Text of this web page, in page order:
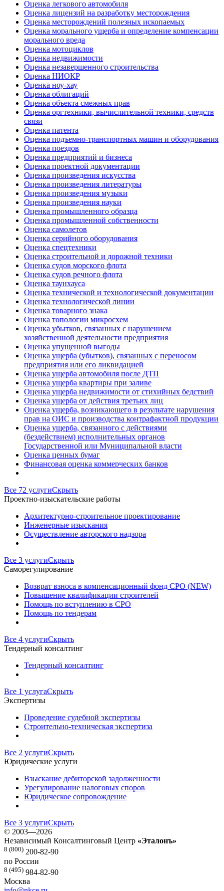
Оценка легкового автомобиля
Оценка лицензий на разработку месторождения
Оценка месторождений полезных ископаемых
Оценка морального ущерба и определение компенсации
морального вреда
Оценка мотоциклов
Оценка недвижимости
Оценка незавершенного строительства
Оценка НИОКР
Оценка ноу-хау
Оценка облигаций
Оценка объекта смежных прав
Оценка оргтехники, вычислительной техники, средств
связи
Оценка патента
Оценка подъемно-транспортных машин и оборудования
Оценка поездов
Оценка предприятий и бизнеса
Оценка проектной документации
Оценка произведения искусства
Оценка произведения литературы
Оценка произведения музыки
Оценка произведения науки
Оценка промышленного образца
Оценка промышленной собственности
Оценка самолетов
Оценка серийного оборудования
Оценка спецтехники
Оценка строительной и дорожной техники
Оценка судов морского флота
Оценка судов речного флота
Оценка таунхауса
Оценка технической и технологической документации
Оценка технологической линии
Оценка товарного знака
Оценка топологии микросхем
Оценка убытков, связанных с нарушением
хозяйственной деятельности предприятия
Оценка упущенной выгоды
Оценка ущерба (убытков), связанных с переносом
предприятия или его ликвидацией
Оценка ущерба автомобиля после ДТП
Оценка ущерба квартиры при заливе
Оценка ущерба недвижимости от стихийных бедствий
Оценка ущерба от действия третьих лиц
Оценка ущерба, возникающего в результате нарушения
прав на ОИС и производства контрафактной продукции
Оценка ущерба, связанного с действиями
(бездействием) исполнительных органов
Государственной или Муниципальной власти
Оценка ценных бумаг
Финансовая оценка коммерческих банков
Все 72 услугиСкрыть
Проектно-изыскательские работы
Архитектурно-строительное проектирование
Инженерные изыскания
Осуществление авторского надзора
Все 3 услугиСкрыть
Саморегулирование
Возврат взноса в компенсационный фонд СРО (NEW)
Повышение квалификации строителей
Помощь по вступлению в СРО
Помощь по тендерам
Все 4 услугиСкрыть
Тендерный консалтинг
Тендерный консалтинг
Все 1 услугаСкрыть
Экспертизы
Проведение судебной экспертизы
Строительно-техническая экспертиза
Все 2 услугиСкрыть
Юридические услуги
Взыскание дебиторской задолженности
Урегулирование налоговых споров
Юридическое сопровождение
Все 3 услугиСкрыть
© 2003—2026
Независимый Консалтинговый Центр «Эталонъ»
8 (800) 200-82-90
по России
8 (495) 984-82-90
Москва